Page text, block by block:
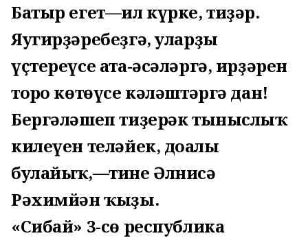
Батыр егет—ил күрке, тиҙәр.
Яугирҙәребеҙгә, уларҙы
үҫтереүсе ата-әсәләргә, ирҙәрен
тоғро көтөүсе кәләштәргә дан!
Бергәләшеп тиҙерәк тыныслыҡ
килеүен теләйек, доғалы
булайыҡ,—тине Әлнисә
Рәхимйән ҡыҙы.
«Сибай» 3-сө республика